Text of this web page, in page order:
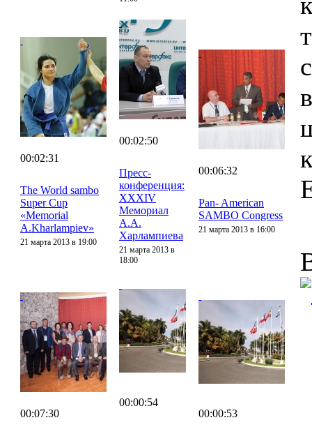
00:02:31
The World sambo
Super Cup
«Memorial
A.Kharlampiev»
21 марта 2013 в 19:00
00:02:50
Пресс-
конференция:
XXXIV
Мемориал
А.А.
Харлампиева
21 марта 2013 в
18:00
00:06:32
Pan- American
SAMBO Congress
21 марта 2013 в 16:00
00:07:30
00:00:54
00:00:53